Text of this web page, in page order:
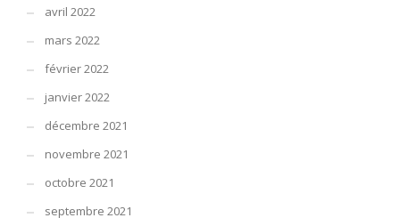
avril 2022
mars 2022
février 2022
janvier 2022
décembre 2021
novembre 2021
octobre 2021
septembre 2021